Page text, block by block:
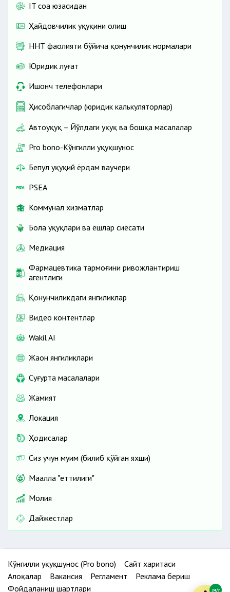
IT соҳа юзасидан
Ҳайдовчилик ҳуқуқини олиш
ННТ фаолияти бўйича қонунчилик нормалари
Юридик луғат
Ишонч телефонлари
Ҳисоблагичлар (юридик калькуляторлар)
Автоҳуқуқ – Йўлдаги ҳуқуқ ва бошқа масалалар
Pro bono-Кўнгилли ҳуқуқшунос
Бепул ҳуқуқий ёрдам ваучери
PSEA
Коммунал хизматлар
Бола ҳуқуқлари ва ёшлар сиёсати
Медиация
Фармацевтика тармоғини ривожлантириш
агентлиги
Қонунчиликдаги янгиликлар
Видео контентлар
Wakil AI
Жаҳон янгиликлари
Cуғурта масалалари
Жамият
Локация
Ҳодисалар
Сиз учун муҳим (билиб қўйган яхши)
Маҳалла "еттилиги"
Молия
Дайжестлар
Кўнгилли ҳуқуқшунос (Pro bono)
Сайт харитаси
Алоқалар
Вакансия Регламент
Реклама бериш
Фойдаланиш шартлари
24/7